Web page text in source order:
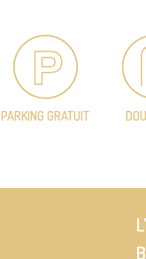
PARKING GRATUIT